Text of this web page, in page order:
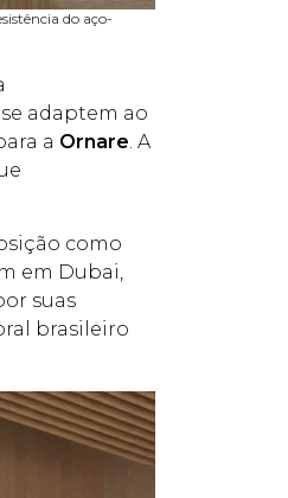
do aço-
adaptem ao
a Ornare. A
como
em Dubai,
suas
brasileiro